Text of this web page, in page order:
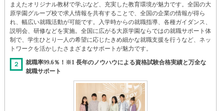
まえたオリジナル教材で学ぶなど、充実した教育環境が魅力です。全国の大
原学園グループ校で求人情報を共有することで、全国の企業の情報が得ら
れ、幅広い就職活動が可能です。入学時からの就職指導、各種ガイダンス、
説明会、研修などを実施。全国に広がる大原学園ならではの就職サポート体
制で、学生ひとり一人の希望に応じたきめ細かな就職支援を行うなど、ネッ
トワークを活かしたさまざまなサポートが魅力です。
２
就職率99.6％！※1 長年のノウハウによる資格試験合格実績と万全な
就職サポート